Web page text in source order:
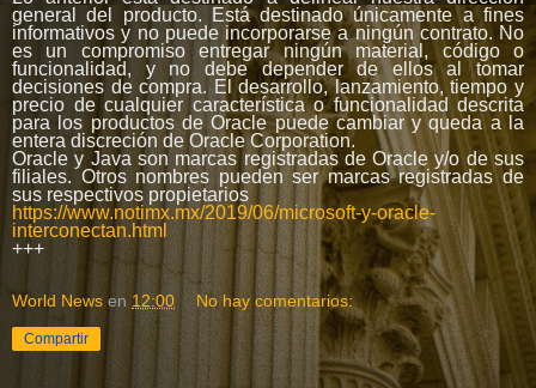
general del producto. Está destinado únicamente a fines
informativos y no puede incorporarse a ningún contrato. No
es un compromiso entregar ningún material, código o
funcionalidad, y no debe depender de ellos al tomar
decisiones de compra. El desarrollo, lanzamiento, tiempo y
precio de cualquier característica o funcionalidad descrita
para los productos de Oracle puede cambiar y queda a la
entera discreción de Oracle Corporation.
Oracle y Java son marcas registradas de Oracle y/o de sus
filiales. Otros nombres pueden ser marcas registradas de
sus respectivos propietarios
https://www.notimx.mx/2019/06/microsoft-y-oracle-
interconectan.html
+++
World News en 12:00 No hay comentarios:
Compartir